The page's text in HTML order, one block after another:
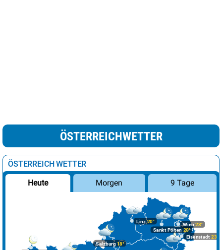
ÖSTERREICHWETTER
ÖSTERREICH WETTER
Heute Morgen 9 Tage
Linz20°
Salzburg18°
Wien 23°
Eisenstadt 23°
Sankt Pölten 20°